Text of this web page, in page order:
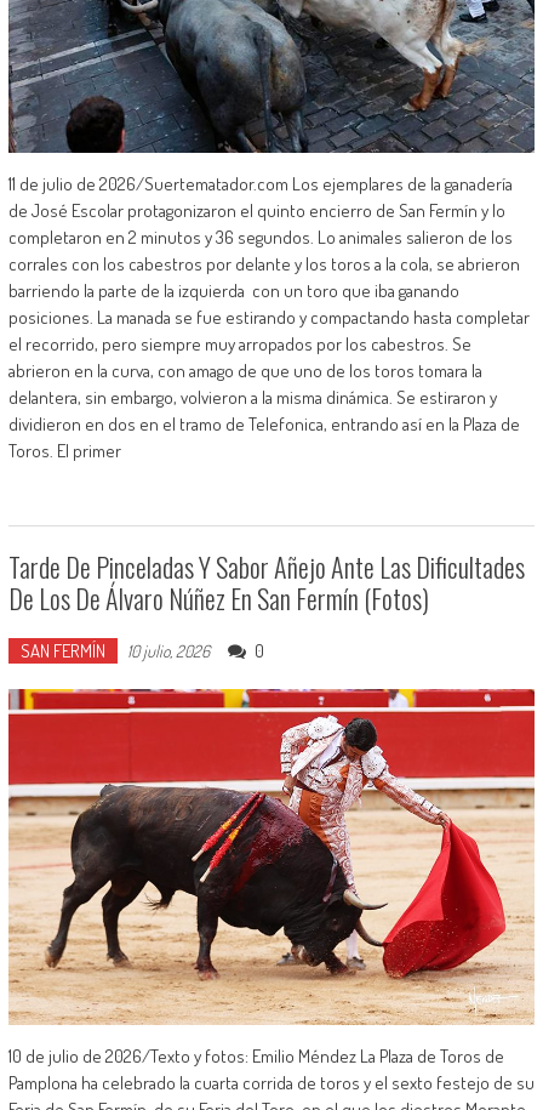
11 de julio de 2026/Suertematador.com Los ejemplares de la ganadería
de José Escolar protagonizaron el quinto encierro de San Fermín y lo
completaron en 2 minutos y 36 segundos. Lo animales salieron de los
corrales con los cabestros por delante y los toros a la cola, se abrieron
barriendo la parte de la izquierda con un toro que iba ganando
posiciones. La manada se fue estirando y compactando hasta completar
el recorrido, pero siempre muy arropados por los cabestros. Se
abrieron en la curva, con amago de que uno de los toros tomara la
delantera, sin embargo, volvieron a la misma dinámica. Se estiraron y
dividieron en dos en el tramo de Telefonica, entrando así en la Plaza de
Toros. El primer
Tarde De Pinceladas Y Sabor Añejo Ante Las Dificultades
De Los De Álvaro Núñez En San Fermín (Fotos)
SAN FERMÍN 10 julio, 2026 0
10 de julio de 2026/Texto y fotos: Emilio Méndez La Plaza de Toros de
Pamplona ha celebrado la cuarta corrida de toros y el sexto festejo de su